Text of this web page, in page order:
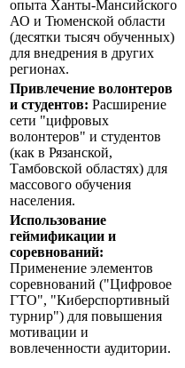
опыта Ханты-Мансийского
АО и Тюменской области
(десятки тысяч обученных)
для внедрения в других
регионах.
Привлечение волонтеров
и студентов: Расширение
сети "цифровых
волонтеров" и студентов
(как в Рязанской,
Тамбовской областях) для
массового обучения
населения.
Использование
геймификации и
соревнований:
Применение элементов
соревнований ("Цифровое
ГТО", "Киберспортивный
турнир") для повышения
мотивации и
вовлеченности аудитории.